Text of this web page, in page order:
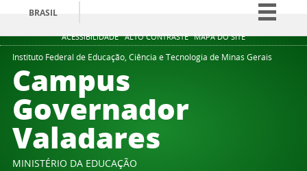
ACESSIBILIDADE ALTO CONTRASTE MAPA DO SITE
BRASIL
Simplifique!
Comunica BR
Instituto Federal de Educação, Ciência e Tecnologia de Minas Gerais
Campus
Governador
Valadares
MINISTÉRIO DA EDUCAÇÃO